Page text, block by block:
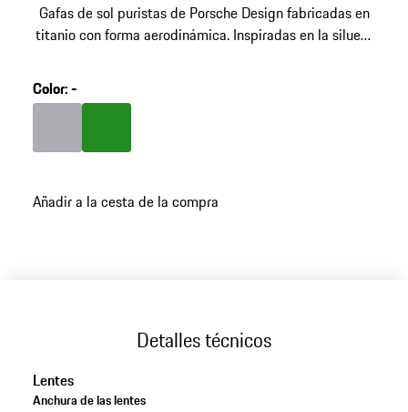
Gafas de sol puristas de Porsche Design fabricadas en
titanio con forma aerodinámica. Inspiradas en la silueta
Color:-
GrisColor Verde
Añadir a la cesta de la compra
Detalles técnicos
Lentes
Anchura de las lentes